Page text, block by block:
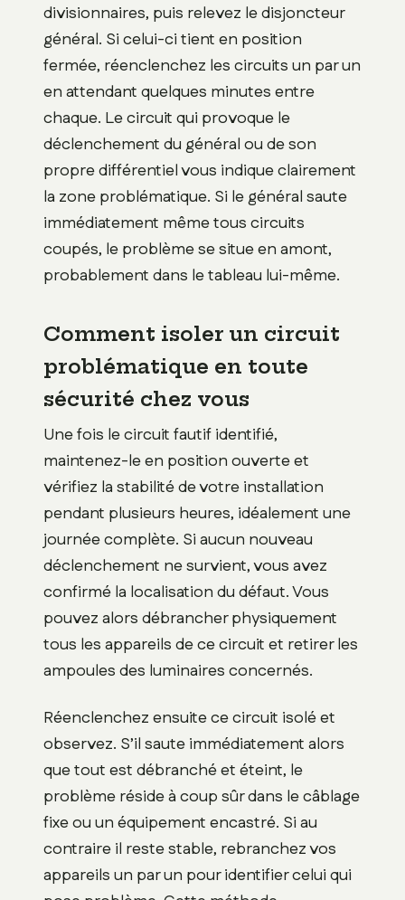
divisionnaires, puis relevez le disjoncteur
général. Si celui-ci tient en position
fermée, réenclenchez les circuits un par un
en attendant quelques minutes entre
chaque. Le circuit qui provoque le
déclenchement du général ou de son
propre différentiel vous indique clairement
la zone problématique. Si le général saute
immédiatement même tous circuits
coupés, le problème se situe en amont,
probablement dans le tableau lui-même.
Comment isoler un circuit
problématique en toute
sécurité chez vous
Une fois le circuit fautif identifié,
maintenez-le en position ouverte et
vérifiez la stabilité de votre installation
pendant plusieurs heures, idéalement une
journée complète. Si aucun nouveau
déclenchement ne survient, vous avez
confirmé la localisation du défaut. Vous
pouvez alors débrancher physiquement
tous les appareils de ce circuit et retirer les
ampoules des luminaires concernés.
Réenclenchez ensuite ce circuit isolé et
observez. S’il saute immédiatement alors
que tout est débranché et éteint, le
problème réside à coup sûr dans le câblage
fixe ou un équipement encastré. Si au
contraire il reste stable, rebranchez vos
appareils un par un pour identifier celui qui